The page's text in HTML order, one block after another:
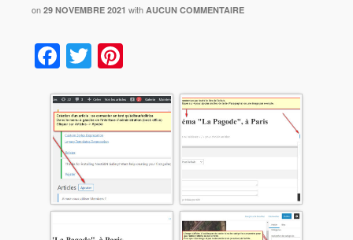
on 29 NOVEMBRE 2021 with AUCUN COMMENTAIRE
Facebook
Twitter